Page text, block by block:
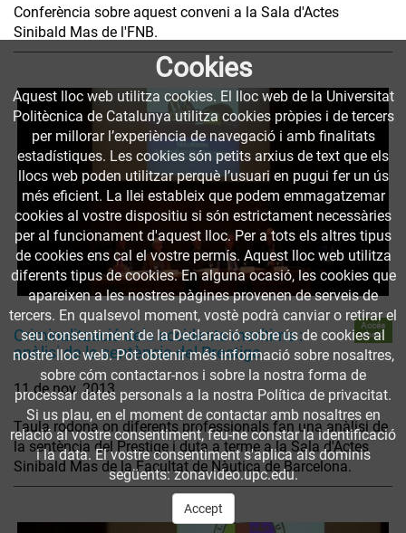
Conferència sobre aquest conveni a la Sala d'Actes
Sinibald Mas de l'FNB.
Criminalització dels accidents marítims :
anàlisi de la sentència del Prestige
Accés
obert
11 de nov. 2013
Taula rodona on diferents professionals fan una anàlisi de
la sentència del Prestige i duta a terme a la Sala d'Actes
Sinibald Mas de la Facultat de Nàutica de Barcelona.
Cookies
Aquest lloc web utilitza cookies. El lloc web de la Universitat
Politècnica de Catalunya utilitza cookies pròpies i de tercers
per millorar l’experiència de navegació i amb finalitats
estadístiques. Les cookies són petits arxius de text que els
llocs web poden utilitzar perquè l’usuari en pugui fer un ús
més eficient. La llei estableix que podem emmagatzemar
cookies al vostre dispositiu si són estrictament necessàries
per al funcionament d'aquest lloc. Per a tots els altres tipus
de cookies ens cal el vostre permís. Aquest lloc web utilitza
diferents tipus de cookies. En alguna ocasió, les cookies que
apareixen a les nostres pàgines provenen de serveis de
tercers. En qualsevol moment, vostè podrà canviar o retirar el
seu consentiment de la Declaració sobre ús de cookies al
nostre lloc web. Pot obtenir més informació sobre nosaltres,
sobre cóm contactar-nos i sobre la nostra forma de
processar dates personals a la nostra Política de privacitat.
Si us plau, en el moment de contactar amb nosaltres en
relació al vostre consentiment, feu-ne constar la identificació
i la data. El vostre consentiment s'aplica als dominis
següents: zonavideo.upc.edu.
Accept